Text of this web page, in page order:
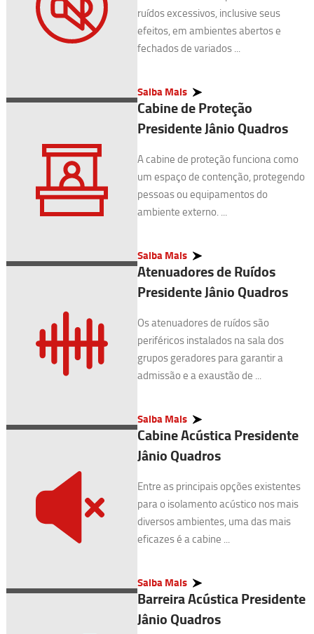
ruídos excessivos, inclusive seus
efeitos, em ambientes abertos e
fechados de variados ...
Saiba Mais
Cabine de Proteção
Presidente Jânio Quadros
A cabine de proteção funciona como
um espaço de contenção, protegendo
pessoas ou equipamentos do
ambiente externo. ...
Saiba Mais
Atenuadores de Ruídos
Presidente Jânio Quadros
Os atenuadores de ruídos são
periféricos instalados na sala dos
grupos geradores para garantir a
admissão e a exaustão de ...
Saiba Mais
Cabine Acústica Presidente
Jânio Quadros
Entre as principais opções existentes
para o isolamento acústico nos mais
diversos ambientes, uma das mais
eficazes é a cabine ...
Saiba Mais
Barreira Acústica Presidente
Jânio Quadros